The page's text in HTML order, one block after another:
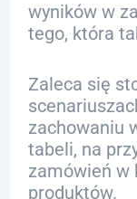
wyników w
tego, która
Zaleca się
zachowaniu
tabeli, na
zamówień w
produktów.